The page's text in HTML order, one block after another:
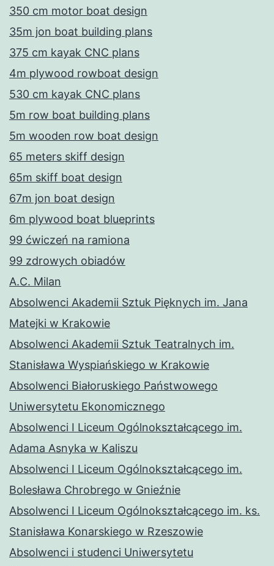
350 cm motor boat design
35m jon boat building plans
375 cm kayak CNC plans
4m plywood rowboat design
530 cm kayak CNC plans
5m row boat building plans
5m wooden row boat design
65 meters skiff design
65m skiff boat design
67m jon boat design
6m plywood boat blueprints
99 ćwiczeń na ramiona
99 zdrowych obiadów
A.C. Milan
Absolwenci Akademii Sztuk Pięknych im. Jana
Matejki w Krakowie
Absolwenci Akademii Sztuk Teatralnych im.
Stanisława Wyspiańskiego w Krakowie
Absolwenci Białoruskiego Państwowego
Uniwersytetu Ekonomicznego
Absolwenci I Liceum Ogólnokształcącego im.
Adama Asnyka w Kaliszu
Absolwenci I Liceum Ogólnokształcącego im.
Bolesława Chrobrego w Gnieźnie
Absolwenci I Liceum Ogólnokształcącego im. ks.
Stanisława Konarskiego w Rzeszowie
Absolwenci i studenci Uniwersytetu